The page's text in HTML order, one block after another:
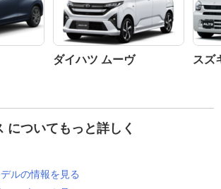
ダイハツ ムーヴ スズ
についてもっと詳しく
ルの情報を見る